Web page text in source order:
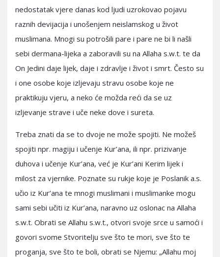
nedostatak vjere danas kod ljudi uzrokovao pojavu
raznih devijacija i unošenjem neislamskog u život
muslimana. Mnogi su potrošili pare i pare ne bi li našli
sebi dermana-lijeka a zaboravili su na Allaha s.w.t. te da
On Jedini daje lijek, daje i zdravlje i život i smrt. Često su
i one osobe koje izljevaju stravu osobe koje ne
praktikuju vjeru, a neko će možda reći da se uz
izljevanje strave i uče neke dove i sureta.
Treba znati da se to dvoje ne može spojiti. Ne možeš
spojiti npr. magiju i učenje Kur’ana, ili npr. prizivanje
duhova i učenje Kur’ana, već je Kur’ani Kerim lijek i
milost za vjernike. Poznate su rukje koje je Poslanik a.s.
učio iz Kur’ana te mnogi muslimani i muslimanke mogu
sami sebi učiti iz Kur’ana, naravno uz oslonac na Allaha
s.w.t. Obrati se Allahu s.w.t., otvori svoje srce u samoći i
govori svome Stvoritelju sve što te mori, sve što te
proganja, sve što te boli, obrati se Njemu: „Allahu moj